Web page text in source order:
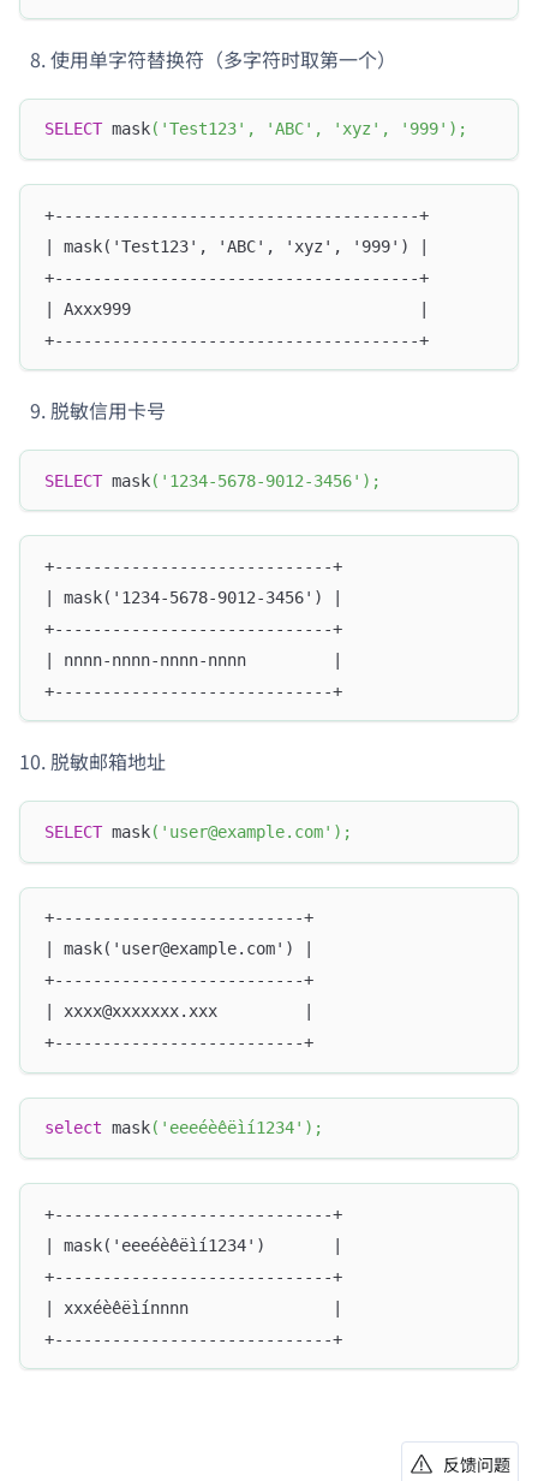
使用单字符替换符（多字符时取第一个）
SELECT mask( 'Test123' , 'ABC' , 'xyz' , '999' ) ;
+--------------------------------------+
| mask('Test123', 'ABC', 'xyz', '999') |
+--------------------------------------+
| Axxx999                              |
+--------------------------------------+
脱敏信用卡号
SELECT mask( '1234-5678-9012-3456' ) ;
+-----------------------------+
| mask('1234-5678-9012-3456') |
+-----------------------------+
| nnnn-nnnn-nnnn-nnnn         |
+-----------------------------+
脱敏邮箱地址
SELECT mask( 'user@example.com' ) ;
+--------------------------+
| mask('user@example.com') |
+--------------------------+
| xxxx@xxxxxxx.xxx         |
+--------------------------+
select mask( 'eeeéèêëìí1234' ) ;
+-----------------------------+
| mask('eeeéèêëìí1234')       |
+-----------------------------+
| xxxéèêëìínnnn               |
+-----------------------------+
反馈问题